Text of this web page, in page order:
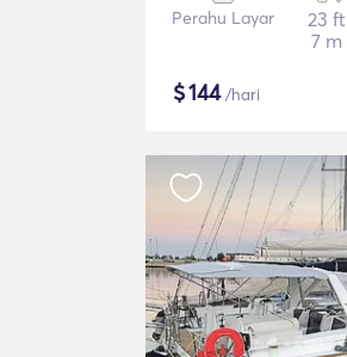
Perahu Layar
23 ft
7 m
$144/hari